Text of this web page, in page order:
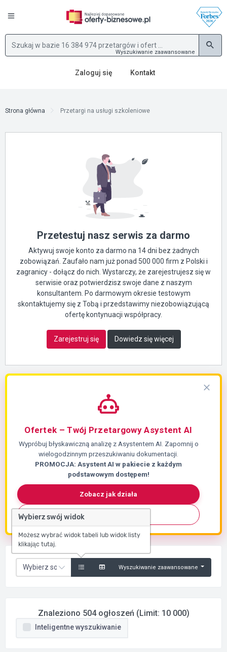
Wyszukiwanie zaawansowane
Zaloguj się Kontakt
Strona główna Przetargi na usługi szkoleniowe
Przetestuj nasz serwis za darmo
Aktywuj swoje konto za darmo na 14 dni bez żadnych
zobowiązań. Zaufało nam już ponad 500 000 firm z Polski i
zagranicy - dołącz do nich. Wystarczy, że zarejestrujesz się w
serwisie oraz potwierdzisz swoje dane z naszym
konsultantem. Po darmowym okresie testowym
skontaktujemy się z Tobą i przedstawimy niezobowiązującą
ofertę kontynuacji współpracy.
Zarejestruj się Dowiedz się więcej
Ofertek – Twój Przetargowy Asystent AI
Wypróbuj błyskawiczną analizę z Asystentem AI. Zapomnij o
wielogodzinnym przeszukiwaniu dokumentacji.
PROMOCJA: Asystent AI w pakiecie z każdym
podstawowym dostępem!
Zobacz jak działa
Wyszukiwanie zaawansowane
Znaleziono 504 ogłoszeń (Limit: 10 000)
Inteligentne wyszukiwanie
Wybierz swój widok
Możesz wybrać widok tabeli lub widok listy
klikając tutaj.